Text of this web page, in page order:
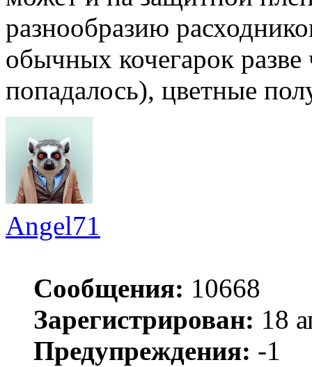
разнообразию
обычных кочегарок разве
попадалось), цветные
Angel71
Сообщения: 10668
Зарегистрирован: 18
Предупреждения: -1